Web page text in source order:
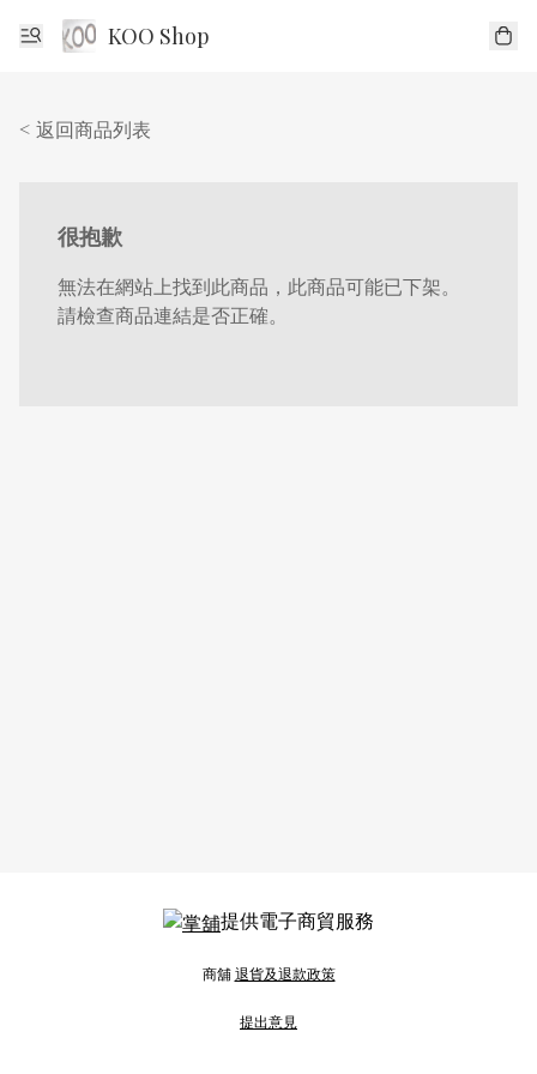
KOO Shop
< 返回商品列表
很抱歉
無法在網站上找到此商品，此商品可能已下架。
請檢查商品連結是否正確。
提供電子商貿服務
商舖退貨及退款政策
提出意見